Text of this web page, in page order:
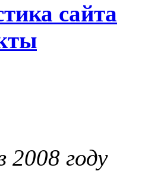
сайта
2008 году